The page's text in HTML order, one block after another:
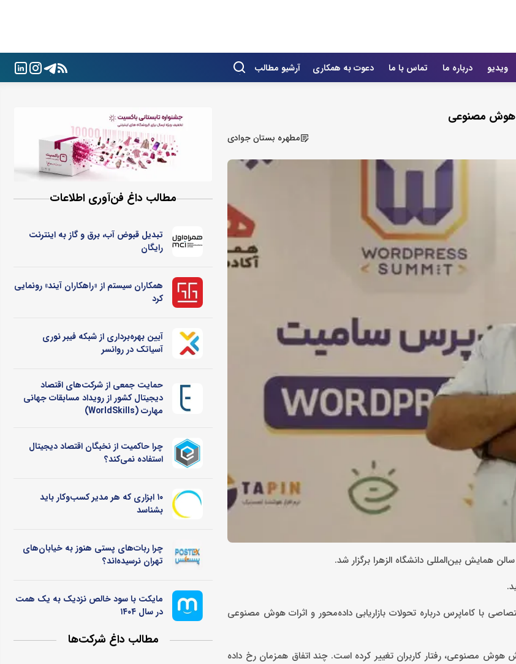
ویدیو درباره ما تماس با ما دعوت به همکاری آرشیو مطالب
مطهره بستان‌ جوادی
همایش بین‌المللی دانشگاه الزهرا برگزار شد.
با کاماپرس درباره تحولات بازاریابی داده‌محور و اثرات هوش مصنوعی
هوش مصنوعی، رفتار کاربران تغییر کرده است. چند اتفاق همزمان رخ داده
مطالب داغ فن‌آوری اطلاعات
تبدیل قبوض آب، برق و گاز به اینترنت
رایگان
همکاران سیستم از «راهکاران آیند» رونمایی
کرد
آیین بهره‌برداری از شبکه فیبر نوری
آسیاتک در روانسر
حمایت جمعی از شرکت‌های اقتصاد
دیجیتال کشور از رویداد مسابقات جهانی
مهارت (WorldSkills)
چرا حاکمیت از نخبگان اقتصاد دیجیتال
استفاده نمی‌کند؟
۱۰ ابزاری که هر مدیر کسب‌وکار باید
بشناسد
چرا ربات‌های پستی هنوز به خیابان‌های
تهران نرسیده‌اند؟
مایکت با سود خالص نزدیک به یک همت
در سال ۱۴۰۴
مطالب داغ شرکت‌ها